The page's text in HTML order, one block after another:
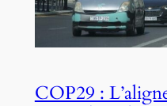
COP29 :